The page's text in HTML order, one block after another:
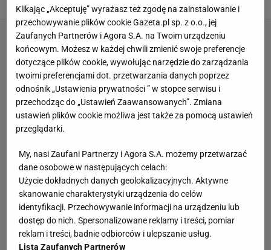
MATERIAŁ PROMOCYJNY PR
Klikając „Akceptuję” wyrażasz też zgodę na zainstalowanie i
przechowywanie plików cookie Gazeta.pl sp. z o.o., jej
Zaufanych Partnerów i Agora S.A. na Twoim urządzeniu
końcowym. Możesz w każdej chwili zmienić swoje preferencje
dotyczące plików cookie, wywołując narzędzie do zarządzania
twoimi preferencjami dot. przetwarzania danych poprzez
odnośnik „Ustawienia prywatności ” w stopce serwisu i
przechodząc do „Ustawień Zaawansowanych”. Zmiana
ustawień plików cookie możliwa jest także za pomocą ustawień
przeglądarki.
My, nasi Zaufani Partnerzy i Agora S.A. możemy przetwarzać
dane osobowe w następujących celach:
Użycie dokładnych danych geolokalizacyjnych. Aktywne
skanowanie charakterystyki urządzenia do celów
identyfikacji. Przechowywanie informacji na urządzeniu lub
dostęp do nich. Spersonalizowane reklamy i treści, pomiar
reklam i treści, badnie odbiorców i ulepszanie usług.
Lista Zaufanych Partnerów